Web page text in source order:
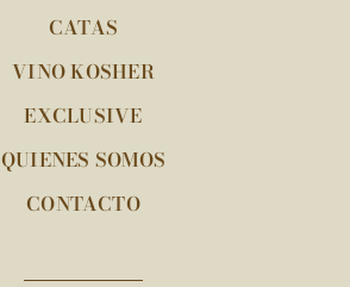
CATAS
VINO KOSHER
EXCLUSIVE
QUIENES SOMOS
CONTACTO